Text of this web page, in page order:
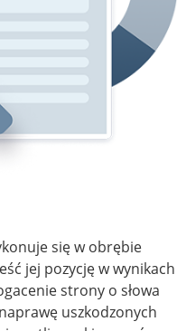
się w obrębie
jej pozycję w wynikach
strony o słowa
uszkodzonych